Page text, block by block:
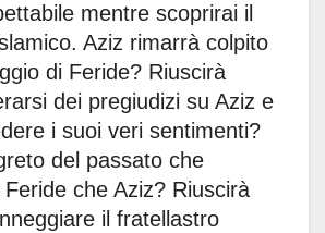
mentre scoprirai il
Aziz rimarrà colpito
di Feride? Riuscirà
dei pregiudizi su Aziz e
i suoi veri sentimenti?
del passato che
che Aziz? Riuscirà
il fratellastro